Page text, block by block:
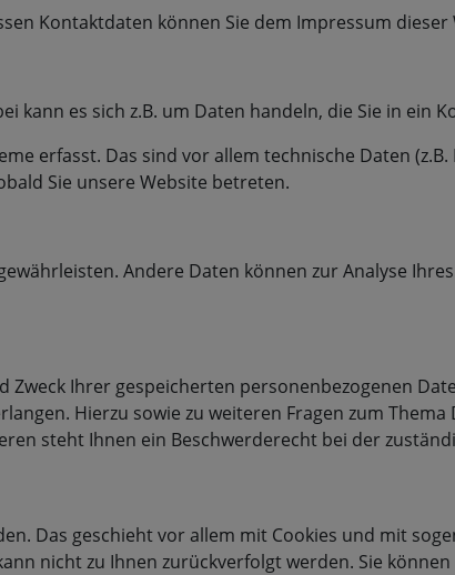
Kontaktdaten können Sie dem Impressum
kann es sich z.B. um Daten handeln, die Sie in ein
erfasst. Das sind vor allem technische Daten
Sie unsere Website betreten.
Andere Daten können zur Analyse
Ihrer gespeicherten personenbezogenen
Hierzu sowie zu weiteren Fragen zum Thema
steht Ihnen ein Beschwerderecht bei der
Das geschieht vor allem mit Cookies und mit
nicht zu Ihnen zurückverfolgt werden. Sie